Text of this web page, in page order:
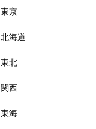
東京
北海道
東北
関西
東海